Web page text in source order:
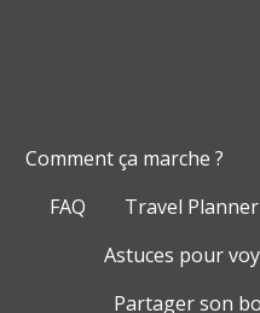
Comment ça marche ?
FAQ
Travel
Astuces pour
Partager son